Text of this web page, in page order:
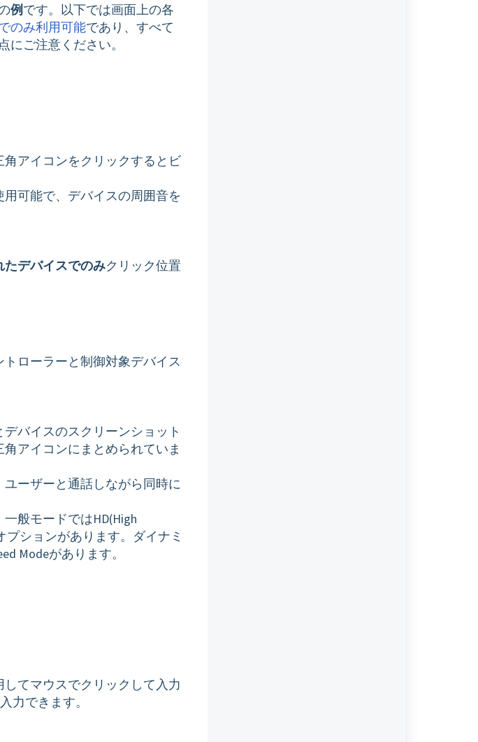
例です。以下では画面上の各
のみ利用可能であり、すべて
ご注意ください。
アイコンをクリックするとビ
用可能で、デバイスの周囲音を
たデバイスでのみクリック位置
ローラーと制御対象デバイス
バイスのスクリーンショット
アイコンにまとめられていま
ーザーと通話しながら同時に
般モードではHD(High
プションがあります。ダイナミ
Modeがあります。
てマウスでクリックして入力
力できます。